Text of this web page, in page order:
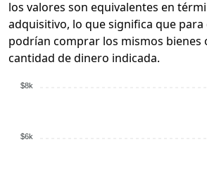
los valores son equivalentes en
adquisitivo, lo que significa que para
podrían comprar los mismos bienes
cantidad de dinero indicada.
$8k
$6k